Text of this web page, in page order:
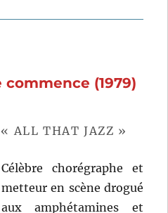
(1979)
ALL THAT JAZZ »
Célèbre chorégraphe et
metteur en scène drogué
aux amphétamines et